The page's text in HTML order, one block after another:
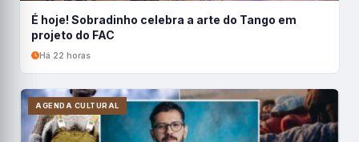
É hoje! Sobradinho celebra a arte do Tango em
projeto do FAC
Há 22 horas
AGENDA CULTURAL